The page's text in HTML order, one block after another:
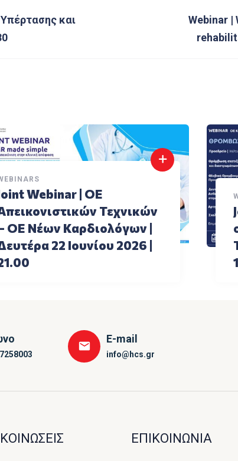
και
Webinar |
Webinar | ΟΕ
Τεχνικών
ΟΕ Νέων Καρδιολόγων |
22 Ιουνίου 2026 |
E-mail
info@hcs.gr
ΕΠΙΚΟΙΝΩΝΙΑ